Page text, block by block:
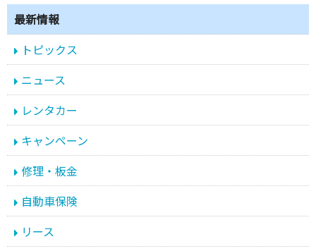
最新情報
トピックス
ニュース
レンタカー
キャンペーン
修理・板金
自動車保険
リース